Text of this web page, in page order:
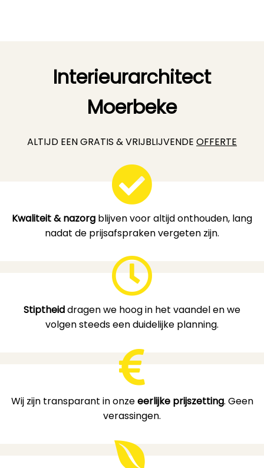
Interieurarchitect
Moerbeke
ALTIJD EEN GRATIS & VRIJBLIJVENDE OFFERTE
Kwaliteit & nazorg blijven voor altijd onthouden, lang
nadat de prijsafspraken vergeten zijn.
Stiptheiddragen we hoog in het vaandel en we
volgen steeds een duidelijke planning.
Wij zijn transparant in onzeeerlijke prijszetting. Geen
verassingen.